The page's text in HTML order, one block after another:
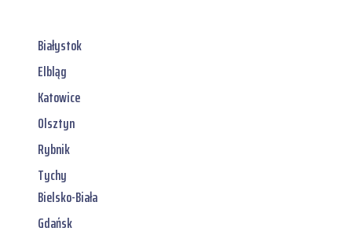
Białystok
Elbląg
Katowice
Olsztyn
Rybnik
Tychy
Bielsko-Biała
Gdańsk